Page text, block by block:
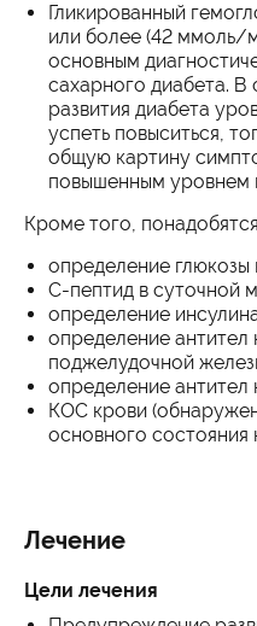
Гликированный
или более (42 ммоль/
основным
сахарного диабета. В
развития диабета
успеть повыситься,
общую картину
повышенным уровнем
Кроме того,
определение глюкозы
С-пептид в суточной
определение
определение антител
поджелудочной
определение антител
КОС крови
основного состояния
Лечение
Цели лечения